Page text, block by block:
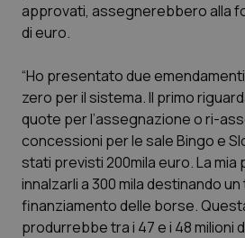
QS Pro
Professionisti Sanitari.AI
Abruzzo
Basilicata
Calabria
QS Pro Gold
Artrite & artrosi
Asma & BPCO
QS Club Newsletter
approvati, assegnerebbero alla
di euro.
“Ho presentato due
zero per il sistema. Il primo
quote per l’assegnazione o ri-
concessioni per le sale Bingo e
stati previsti 200mila euro. La mia
innalzarli a 300 mila destinando
finanziamento delle borse.
produrrebbe tra i 47 e i 48 milioni